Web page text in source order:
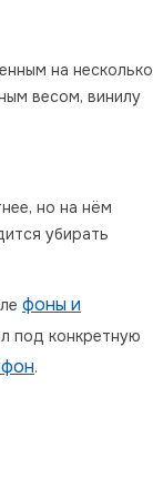
на несколько
весом, винилу
но на нём
убирать
фоны и
под конкретную
.